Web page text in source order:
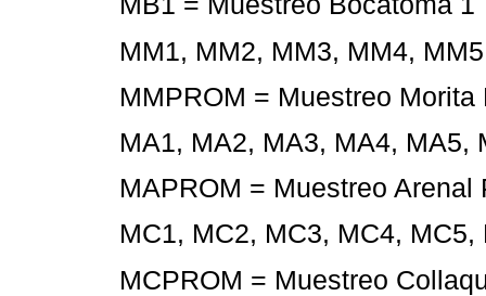
MM1, MM2, MM3, MM4,
MMPROM = Muestreo Morita
MA1, MA2, MA3, MA4, MA5,
MAPROM = Muestreo Arenal
MC1, MC2, MC3, MC4,
MCPROM = Muestreo